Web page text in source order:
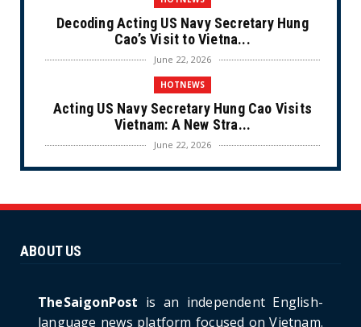
Decoding Acting US Navy Secretary Hung
Cao’s Visit to Vietna...
June 22, 2026
HOTNEWS
Acting US Navy Secretary Hung Cao Visits
Vietnam: A New Stra...
June 22, 2026
CULTURE
Ninh Bride Re-enacts...
Project: An Analysi...
June 21, 2026
ABOUT US
TheSaigonPost is an independent English-
language news platform focused on Vietnam.